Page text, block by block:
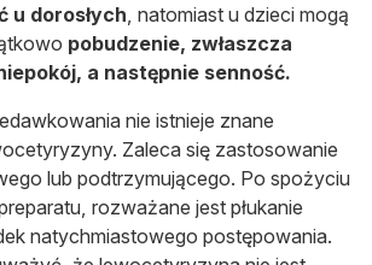
u dorosłych, natomiast u dzieci mogą
pobudzenie, zwłaszcza
a następnie senność.
nie istnieje znane
Zaleca się zastosowanie
lub podtrzymującego. Po spożyciu
rozważane jest płukanie
natychmiastowego postępowania.